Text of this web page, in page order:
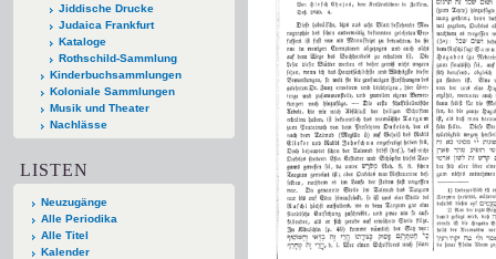
Jiddische Drucke
Judaica Frankfurt
Kataloge
Rothschild-Sammlung
Kinderbuchsammlungen
Koloniale Sammlungen
Musik und Theater
Nachlässe
LISTEN
Neuzugänge
Alle Periodika
Alle Titel
Kalender